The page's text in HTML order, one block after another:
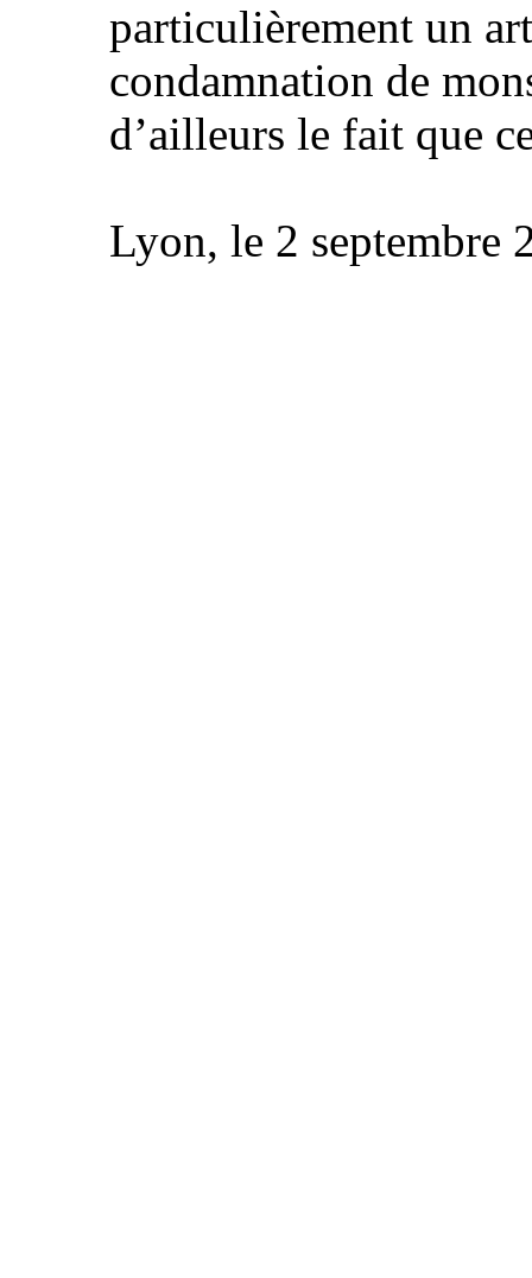
particulièrement un
condamnation de
d’ailleurs le fait que
Lyon, le 2 septembre